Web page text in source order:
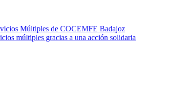
múltiples gracias a una acción solidaria